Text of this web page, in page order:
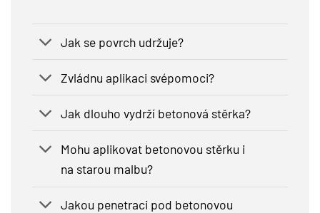
Jak se povrch udržuje?
Zvládnu aplikaci svépomoci?
Jak dlouho vydrží betonová stěrka?
Mohu aplikovat betonovou stěrku i
na starou malbu?
Jakou penetraci pod betonovou